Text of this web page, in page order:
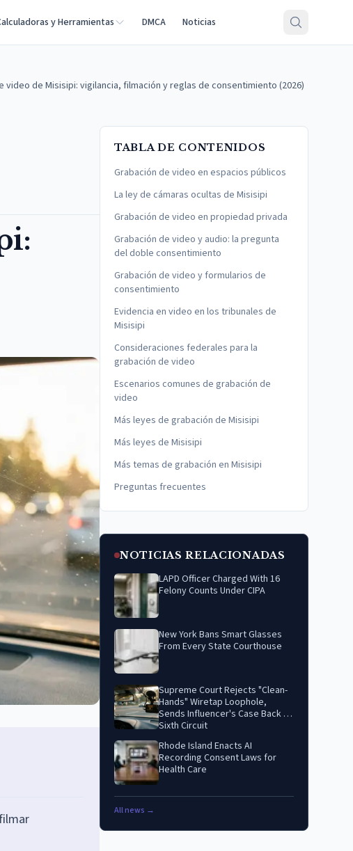
y Herramientas DMCA Noticias
video de Misisipi: vigilancia, filmación y reglas de consentimiento (2026)
TABLA DE CONTENIDOS
Grabación de video en espacios públicos
La ley de cámaras ocultas de Misisipi
Grabación de video en propiedad privada
Grabación de video y audio: la pregunta
del doble consentimiento
Grabación de video y formularios de
consentimiento
Evidencia en video en los tribunales de
Misisipi
Consideraciones federales para la
grabación de video
Escenarios comunes de grabación de
video
Más leyes de grabación de Misisipi
Más leyes de Misisipi
Más temas de grabación en Misisipi
Preguntas frecuentes
NOTICIAS RELACIONADAS
LAPD Officer Charged With 16
Felony Counts Under CIPA
New York Bans Smart Glasses
From Every State Courthouse
Supreme Court Rejects "Clean-
Hands" Wiretap Loophole,
Sends Influencer's Case Back to
Sixth Circuit
Rhode Island Enacts AI
Recording Consent Laws for
Health Care
All news →